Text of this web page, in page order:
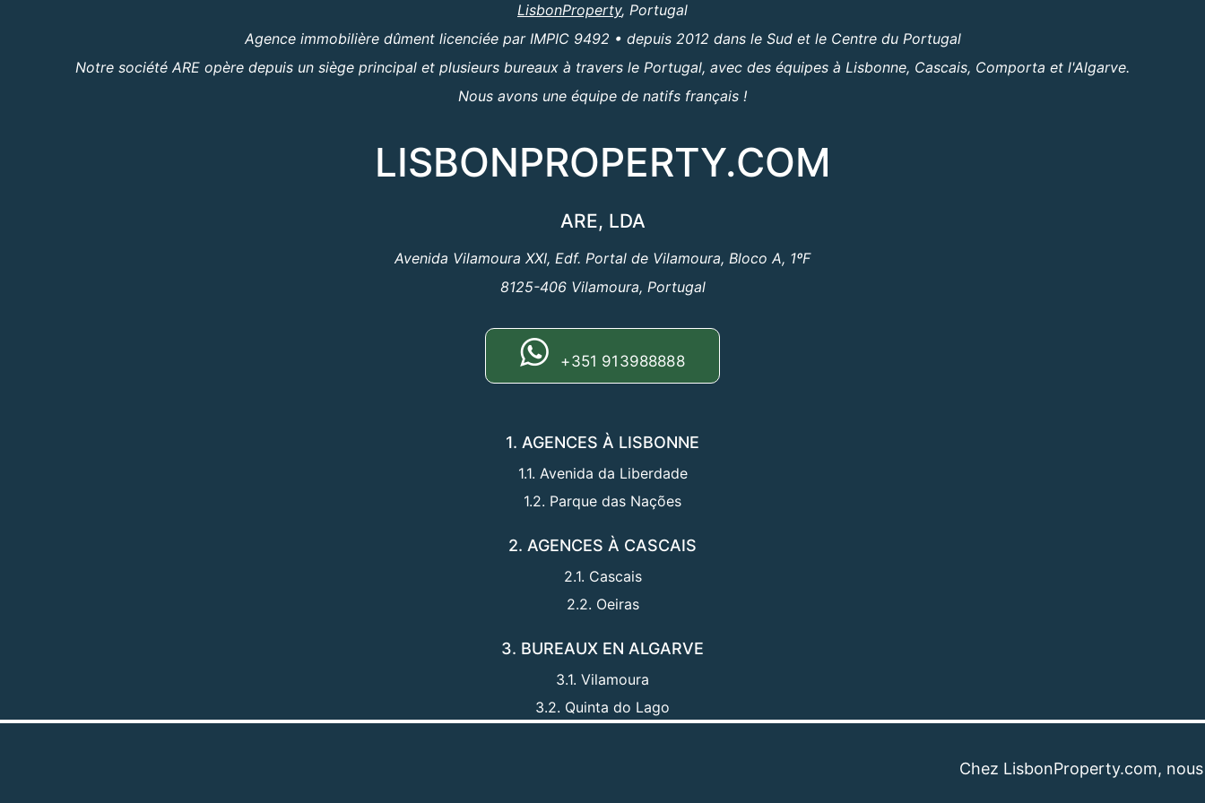
LisbonProperty, Portugal
Agence immobilière dûment licenciée par IMPIC 9492 • depuis 2012 dans le Sud et le Centre du Portugal
Notre société ARE opère depuis un siège principal et plusieurs bureaux à travers le Portugal, avec des équipes à Lisbonne, Cascais, Comporta et l'Algarve.
Nous avons une équipe de natifs français !
LISBONPROPERTY.COM
ARE, LDA
Avenida Vilamoura XXI, Edf. Portal de Vilamoura, Bloco A, 1ºF
8125-406 Vilamoura, Portugal
+351 913988888
1. AGENCES À LISBONNE
1.1. Avenida da Liberdade
1.2. Parque das Nações
2. AGENCES À CASCAIS
2.1. Cascais
2.2. Oeiras
3. BUREAUX EN ALGARVE
3.1. Vilamoura
3.2. Quinta do Lago
Chez LisbonProperty.com, nous